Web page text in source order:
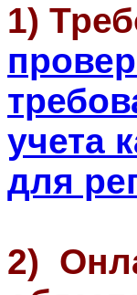
1)
учета
для
2)